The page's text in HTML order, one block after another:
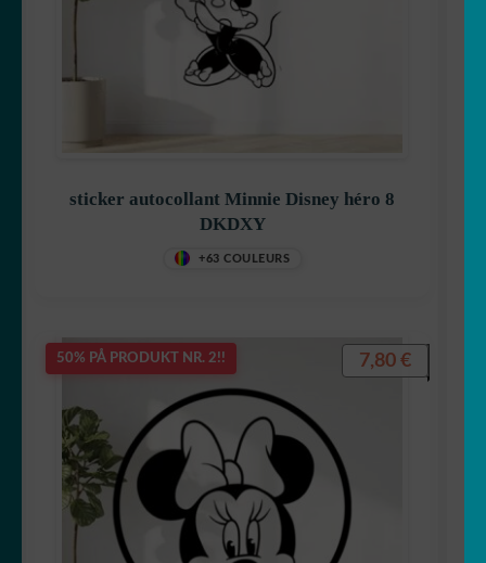
sticker autocollant Minnie Disney héro 8
DKDXY
+63 COULEURS
50% PÅ PRODUKT NR. 2!! 7,80 €